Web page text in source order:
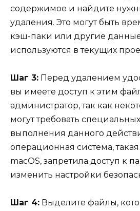
содержимое и найдите
удаления. Это могут быть
кэш-паки или другие
используются в текущих
Шаг 3: Перед удалением
вы имеете доступ к этим
администратор, так как
могут требовать
выполнения данного
операционная система,
macOS, запретила доступ к
изменить настройки
Шаг 4: Выделите файлы,